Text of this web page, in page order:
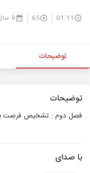
01:11
65 9 سال پیش
توضیحات
توضیحات
فصل دوم : تشخیص فرصت
با صدای